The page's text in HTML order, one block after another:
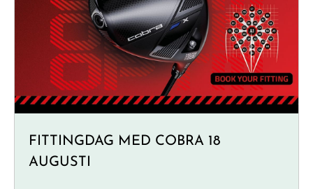
FITTINGDAG MED COBRA 18
AUGUSTI